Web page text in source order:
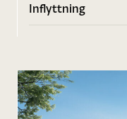
Inflyttning